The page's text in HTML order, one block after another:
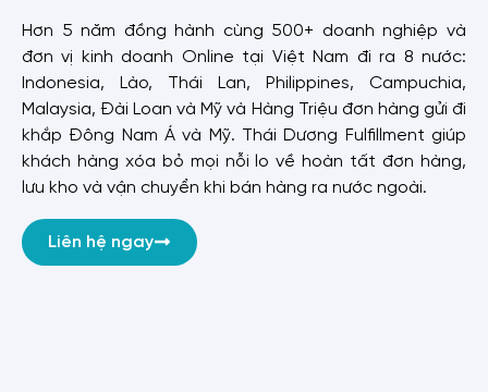
Hơn 5 năm đồng hành cùng 500+ doanh nghiệp và
đơn vị kinh doanh Online tại Việt Nam đi ra 8 nước:
Indonesia, Lào, Thái Lan, Philippines, Campuchia,
Malaysia, Đài Loan và Mỹ và Hàng Triệu đơn hàng gửi đi
khắp Đông Nam Á và Mỹ. Thái Dương Fulfillment giúp
khách hàng xóa bỏ mọi nỗi lo về hoàn tất đơn hàng,
lưu kho và vận chuyển khi bán hàng ra nước ngoài.
Liên hệ ngay